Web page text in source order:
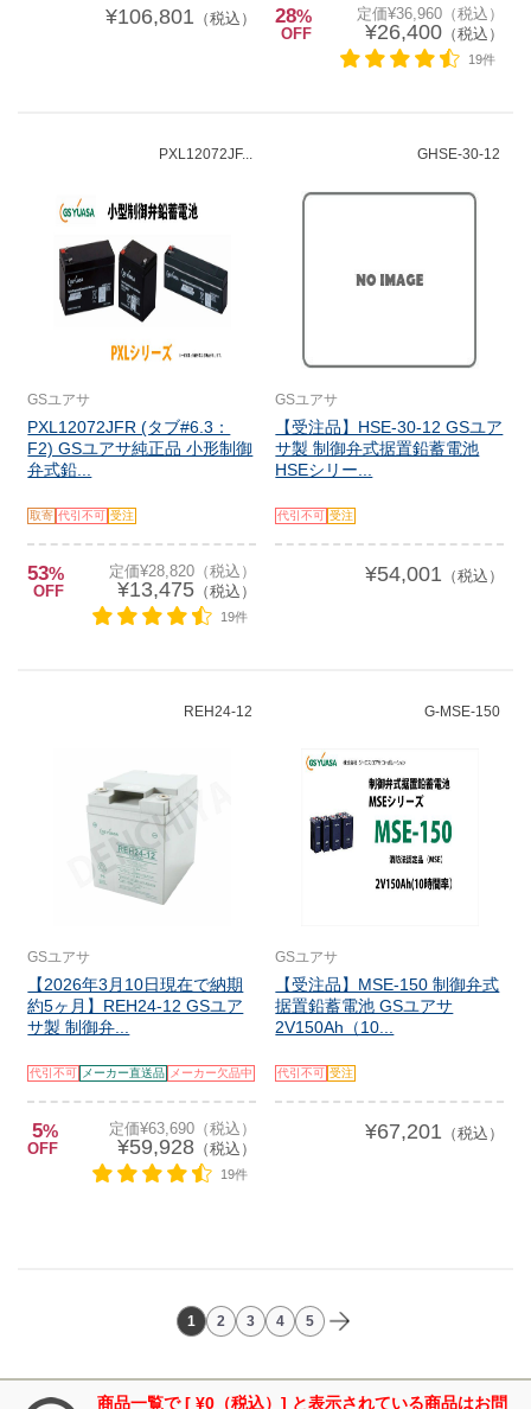
¥106,801 （税込） 28%
OFF
定価¥36,960（税込）
¥26,400（税込）
19件
PXL12072JF...
GSユアサ
PXL12072JFR (タブ#6.3：
F2) GSユアサ純正品 小形制御
弁式鉛...
取寄 代引不可 受注
53%
OFF
定価¥28,820（税込）
¥13,475（税込）
19件
GHSE-30-12
GSユアサ
【受注品】HSE-30-12 GSユア
サ製 制御弁式据置鉛蓄電池
HSEシリー...
代引不可 受注
¥54,001 （税込）
REH24-12
GSユアサ
【2026年3月10日現在で納期
約5ヶ月】REH24-12 GSユア
サ製 制御弁...
代引不可 メーカー直送品 メーカー欠品中
5%
OFF
定価¥63,690（税込）
¥59,928（税込）
19件
G-MSE-150
GSユアサ
【受注品】MSE-150 制御弁式
据置鉛蓄電池 GSユアサ
2V150Ah（10...
代引不可 受注
¥67,201 （税込）
1 2 3 4 5
商品一覧で [ ¥0（税込）] と表示されている商品はお問